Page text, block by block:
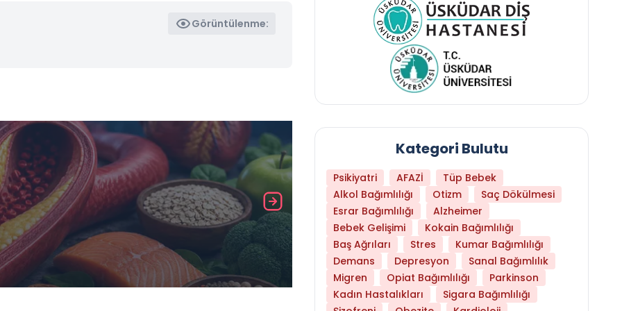
Görüntülenme:
Daha Az Protein Tüketmek Yaşlanmayı
Kategori Bulutu
Psikiyatri AFAZİ
Tüp Bebek
Alkol Bağımlılığı
Otizm
Saç Dökülmesi
Esrar Bağımlılığı
Alzheimer
Bebek Gelişimi
Kokain Bağımlılığı
Baş Ağrıları
Stres
Kumar Bağımlılığı
Demans
Depresyon
Sanal Bağımlılık
Migren
Opiat Bağımlılığı
Parkinson
Kadın Hastalıkları
Sigara Bağımlılığı